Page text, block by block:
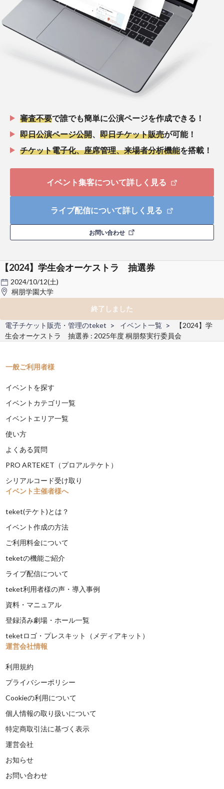
審査不要で誰でも簡単に公演ページを作成できる！
即日公演ページ公開
即日チケット販売が可能！
チケット電子化、座席管理、来場者分析機能を搭載！
イベント集客について詳しく見る
ライブ配信について詳しく見る
お問い合わせ
【2024】学生会オーケストラ 抽選券
2024/10/12(土)
桐朋学園大学
終了しました
電子チケット販売・管理のteket
イベント一覧
【2024】学
生会オーケストラ 抽選券 : 2025年度 桐朋祭実行委員会
一般ご利用者様
イベントを探す
イベントカテゴリ一覧
イベントエリア一覧
使い方
よくある質問
PRO ARTEKET（プロアルテケト）
シリアルコード受け取り
イベント主催者様へ
teket(テケト)とは？
イベント作成の方法
ご利用料金について
teketの機能ご紹介
ライブ配信について
teket利用者様の声・導入事例
資料・マニュアル
登録済み劇場・ホール一覧
teketロゴ・プレスキット（メディアキット）
運営会社情報
利用規約
プライバシーポリシー
Cookieの利用について
個人情報の取り扱いについて
特定商取引法に基づく表示
運営会社
お知らせ
お問い合わせ